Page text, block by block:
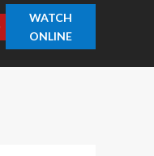
WATCH
ONLINE